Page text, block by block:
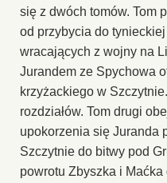
się z dwóch tomów. Tom
od przybycia do
wracających z wojny na
Jurandem ze Spychowa
krzyżackiego w
rozdziałów. Tom drugi
upokorzenia się Juranda
Szczytnie do bitwy pod
powrotu Zbyszka i Maćka